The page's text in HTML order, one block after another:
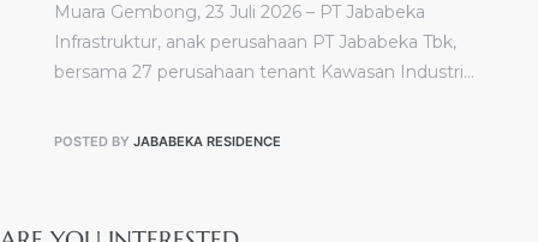
Muara Gembong, 23 Juli 2026 – PT Jababeka
Infrastruktur, anak perusahaan PT Jababeka Tbk,
bersama 27 perusahaan tenant Kawasan Industri…
POSTED BY JABABEKA RESIDENCE